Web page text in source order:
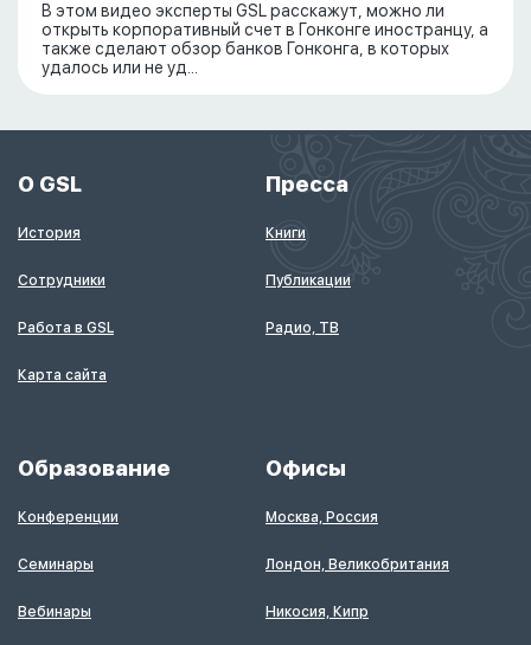
В этом видео эксперты GSL расскажут, можно ли
открыть корпоративный счет в Гонконге иностранцу, а
также сделают обзор банков Гонконга, в которых
удалось или не уд...
О GSL
История
Сотрудники
Работа в GSL
Карта сайта
Пресса
Книги
Публикации
Радио, ТВ
Образование
Конференции
Семинары
Вебинары
Офисы
Москва, Россия
Лондон, Великобритания
Никосия, Кипр